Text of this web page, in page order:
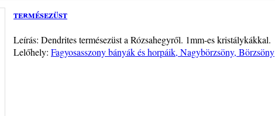
termésezüst
Leírás: Dendrites termésezüst a Rózsahegyről. 1mm-es kristálykákkal.
Lelőhely: Fagyosasszony bányák és horpáik, Nagybörzsöny, Börzsöny